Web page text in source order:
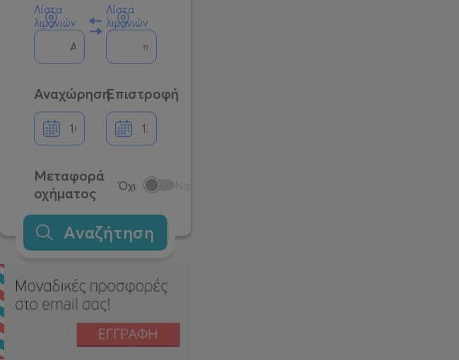
Λίστα
λιμανιών
Λίστα
λιμανιών
ΑναχώρησηΕπιστροφή
Μεταφορά
οχήματος
Όχι
Αναζήτηση